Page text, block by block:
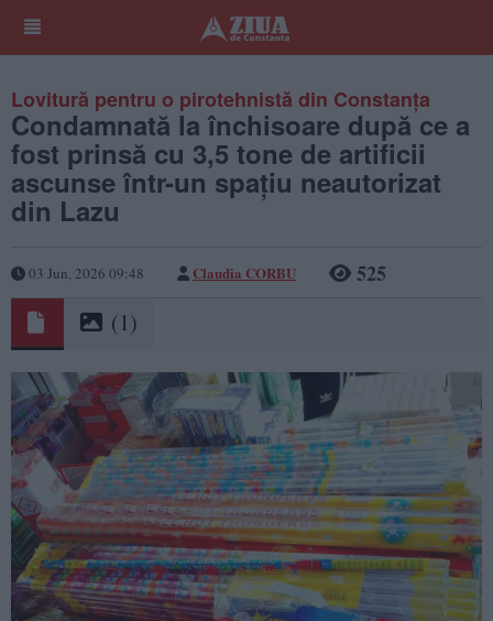
Lovitură pentru o pirotehnistă din Constanța
Condamnată la închisoare după ce a
fost prinsă cu 3,5 tone de artificii
ascunse într-un spațiu neautorizat
din Lazu
03 Jun, 2026 09:48 Claudia CORBU 525
(1)